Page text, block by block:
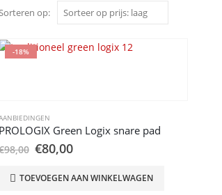
op:
-18%
PROLOGIX Green Logix snare pad
98,00 Oorspronkelijke
prijs
was:
€98,00.
€80,00Huidige
is:
€80,00.
TOEVOEGEN AAN WINKELWAGEN